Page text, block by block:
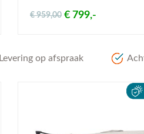
€ 799,-
€ 959,00
Levering op afspraak